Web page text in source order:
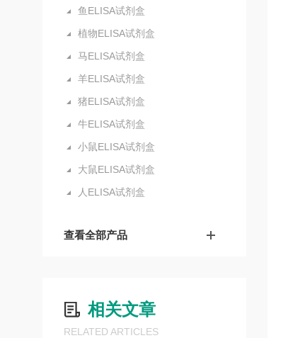
鱼ELISA试剂盒
植物ELISA试剂盒
马ELISA试剂盒
羊ELISA试剂盒
猪ELISA试剂盒
牛ELISA试剂盒
小鼠ELISA试剂盒
大鼠ELISA试剂盒
人ELISA试剂盒
查看全部产品
相关文章
RELATED ARTICLES